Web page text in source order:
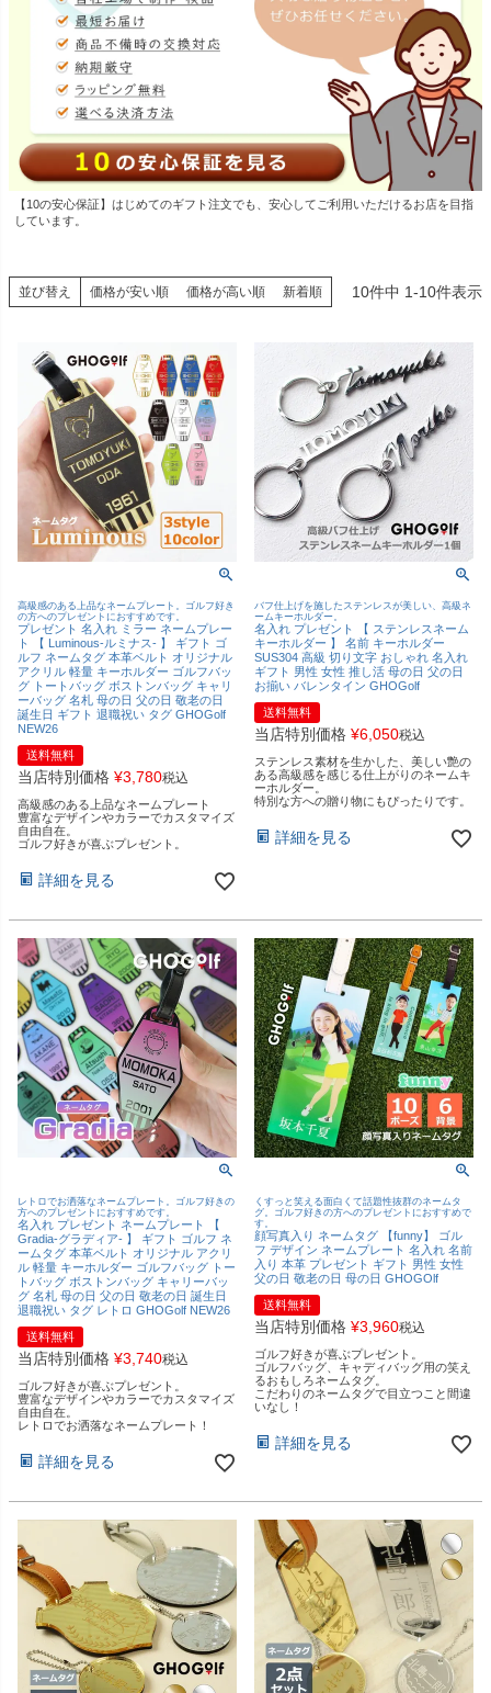
【10の安心保証】はじめてのギフト注文でも、安心してご利用いただけるお店を目指
しています。
並び替え 価格が安い順 価格が高い順 新着順 10件中 1-10件表示
高級感のある上品なネームプレート。ゴルフ好き
の方へのプレゼントにおすすめです。
プレゼント 名入れ ミラー ネームプレー
ト 【 Luminous-ルミナス- 】 ギフト ゴ
ルフ ネームタグ 本革ベルト オリジナル
アクリル 軽量 キーホルダー ゴルフバッ
グ トートバッグ ボストンバッグ キャリ
ーバッグ 名札 母の日 父の日 敬老の日
誕生日 ギフト 退職祝い タグ GHOGolf
NEW26
送料無料
当店特別価格 ¥3,780税込
高級感のある上品なネームプレート
豊富なデザインやカラーでカスタマイズ
自由自在。
ゴルフ好きが喜ぶプレゼント。
詳細を見る
バフ仕上げを施したステンレスが美しい、高級ネ
ームキーホルダー。
名入れ プレゼント 【 ステンレスネーム
キーホルダー 】 名前 キーホルダー
SUS304 高級 切り文字 おしゃれ 名入れ
ギフト 男性 女性 推し活 母の日 父の日
お揃い バレンタイン GHOGolf
送料無料
当店特別価格 ¥6,050税込
ステンレス素材を生かした、美しい艶の
ある高級感を感じる仕上がりのネームキ
ーホルダー。
特別な方への贈り物にもぴったりです。
詳細を見る
レトロでお洒落なネームプレート。ゴルフ好きの
方へのプレゼントにおすすめです。
名入れ プレゼント ネームプレート 【
Gradia-グラディア- 】 ギフト ゴルフ ネ
ームタグ 本革ベルト オリジナル アクリ
ル 軽量 キーホルダー ゴルフバッグ トー
トバッグ ボストンバッグ キャリーバッ
グ 名札 母の日 父の日 敬老の日 誕生日
退職祝い タグ レトロ GHOGolf NEW26
送料無料
当店特別価格 ¥3,740税込
ゴルフ好きが喜ぶプレゼント。
豊富なデザインやカラーでカスタマイズ
自由自在。
レトロでお洒落なネームプレート！
詳細を見る
くすっと笑える面白くて話題性抜群のネームタ
グ。ゴルフ好きの方へのプレゼントにおすすめで
す。
顔写真入り ネームタグ 【funny】 ゴル
フ デザイン ネームプレート 名入れ 名前
入り 本革 プレゼント ギフト 男性 女性
父の日 敬老の日 母の日 GHOGOlf
送料無料
当店特別価格 ¥3,960税込
ゴルフ好きが喜ぶプレゼント。
ゴルフバッグ、キャディバッグ用の笑え
るおもしろネームタグ。
こだわりのネームタグで目立つこと間違
いなし！
詳細を見る